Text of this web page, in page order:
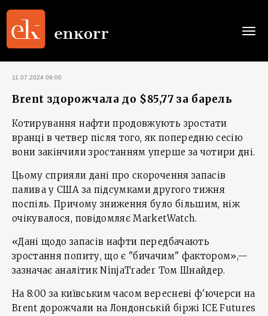
11.07.2024 09:00
Brent здорожчала до $85,77 за барель
Котирування нафти продовжують зростати
вранці в четвер після того, як попередню сесію
вони закінчили зростанням уперше за чотири дні.
Цьому сприяли дані про скорочення запасів
палива у США за підсумками другого тижня
поспіль. Причому зниження було більшим, ніж
очікувалося, повідомляє MarketWatch.
«Дані щодо запасів нафти передбачають
зростання попиту, що є "бичачим" фактором»,—
зазначає аналітик NinjaTrader Том Шнайдер.
На 8:00 за київським часом вересневі ф'ючерси на
Brent дорожчали на Лондонській біржі ICE Futures